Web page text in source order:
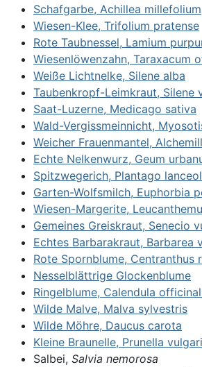
Schafgarbe, Achillea millefolium
Wiesen-Klee, Trifolium pratense
Rote Taubnessel, Lamium
Wiesenlöwenzahn, Taraxacum
Weiße Lichtnelke, Silene alba
Taubenkropf-Leimkraut, Silene
Saat-Luzerne, Medicago sativa
Wald-Vergissmeinnicht,
Weicher Frauenmantel,
Echte Nelkenwurz, Geum
Spitzwegerich, Plantago
Garten-Wolfsmilch, Euphorbia
Wiesen-Margerite,
Gemeines Greiskraut, Senecio
Echtes Barbarakraut, Barbarea
Rote Spornblume, Centranthus
Nesselblättrige Glockenblume
Ringelblume, Calendula
Wilde Malve, Malva sylvestris
Wilde Möhre, Daucus carota
Kleine Braunelle, Prunella
Salbei, Salvia nemorosa